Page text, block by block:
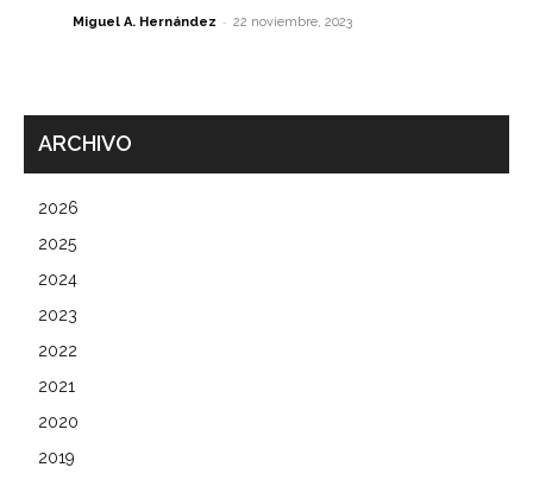
Miguel A. Hernández - 22 noviembre, 2023
ARCHIVO
2026
2025
2024
2023
2022
2021
2020
2019